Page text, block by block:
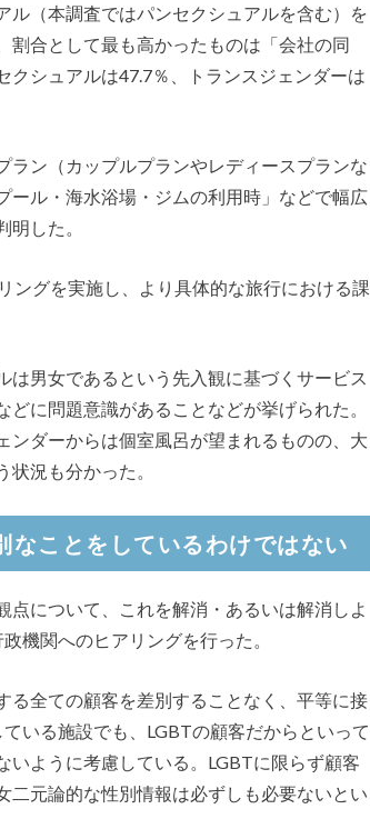
（本調査ではパンセクシュアルを含む）を
割合として最も高かったものは「会社の同
シュアルは47.7％、トランスジェンダーは
ン（カップルプランやレディースプランな
ール・海水浴場・ジムの利用時」などで幅広
した。
ングを実施し、より具体的な旅行における課
男女であるという先入観に基づくサービス
に問題意識があることなどが挙げられた。
ンダーからは個室風呂が望まれるものの、大
況も分かった。
なことをしているわけではない
について、これを解消・あるいは解消しよ
機関へのヒアリングを行った。
る全ての顧客を差別することなく、平等に接
いる施設でも、LGBTの顧客だからといって
ように考慮している。LGBTに限らず顧客
二元論的な性別情報は必ずしも必要ないとい